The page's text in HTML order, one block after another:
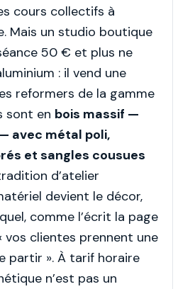
cours collectifs à
Mais un studio boutique
50 € et plus ne
: il vend une
reformers de la gamme
sont en bois massif —
avec métal poli,
et sangles cousues
d’atelier
devient le décor,
comme l’écrit la page
vos clientes prennent une
partir ». À tarif horaire
n’est pas un